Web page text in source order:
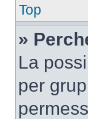
Top
»
La
per